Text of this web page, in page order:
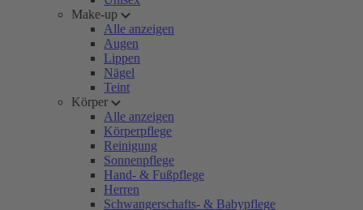
Make-up
Alle anzeigen
Augen
Lippen
Nägel
Teint
Körper
Alle anzeigen
Körperpflege
Reinigung
Sonnenpflege
Hand- & Fußpflege
Herren
Schwangerschafts- & Babypflege